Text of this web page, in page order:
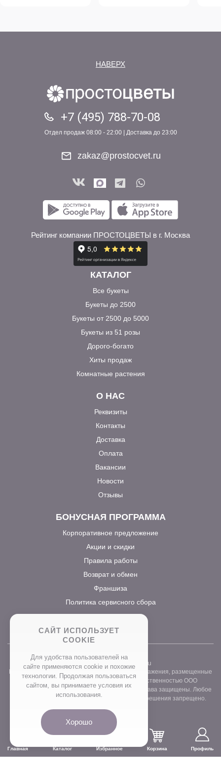
Главная Каталог Избранное Корзина Профиль
НАВЕРХ
+7 (495) 788-70-08
Отдел продаж 08:00 - 22:00 | Доставка до 23:00
zakaz@prostocvet.ru
Рейтинг компании ПРОСТОЦВЕТЫ в г. Москва
КАТАЛОГ
Все букеты
Букеты до 2500
Букеты от 2500 до 5000
Букеты из 51 розы
Дорого-богато
Хиты продаж
Комнатные растения
О НАС
Реквизиты
Контакты
Доставка
Оплата
Вакансии
Новости
Отзывы
БОНУСНАЯ ПРОГРАММА
Корпоративное предложение
Акции и скидки
Правила работы
Возврат и обмен
Франшиза
Политика сервисного сбора
www.prostocvet.ru
Вся текстовая информация и графические изображения, размещенные
на сайте интернет-магазина, являются собственностью ООО
«ПРОСТОБУКЕТ» ОГРН 1157746211248. Все права защищены. Любое
использование контента без письменного разрешения запрещено.
САЙТ ИСПОЛЬЗУЕТ
COOKIE
Для удобства пользователей на
сайте применяются сookie и похожие
технологии. Продолжая пользоваться
сайтом, вы принимаете условия их
использования.
Хорошо